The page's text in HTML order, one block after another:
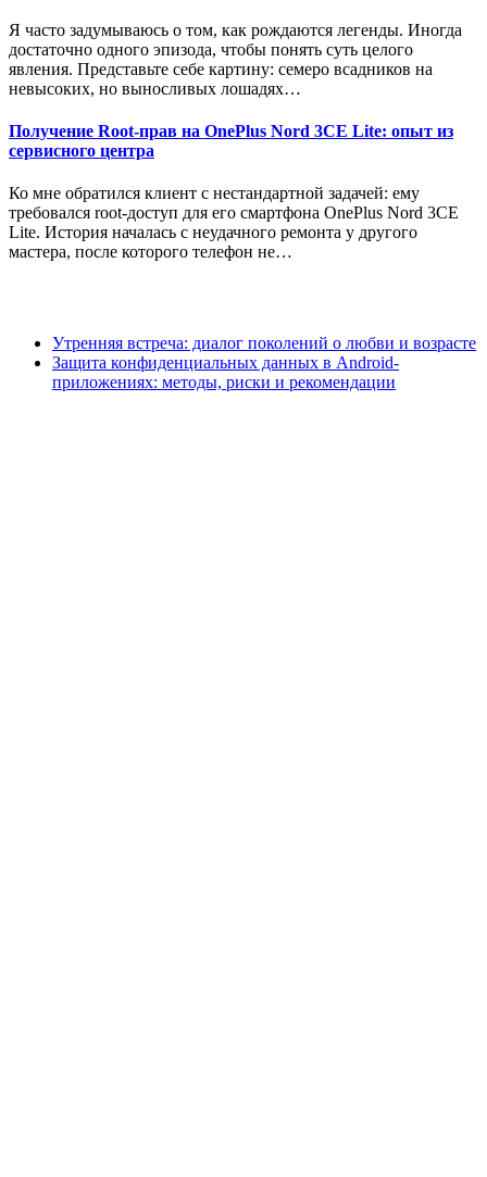
Я часто задумываюсь о том, как рождаются легенды. Иногда
достаточно одного эпизода, чтобы понять суть целого
явления. Представьте себе картину: семеро всадников на
невысоких, но выносливых лошадях…
Получение Root-прав на OnePlus Nord 3CE Lite: опыт из
сервисного центра
Ко мне обратился клиент с нестандартной задачей: ему
требовался root-доступ для его смартфона OnePlus Nord 3CE
Lite. История началась с неудачного ремонта у другого
мастера, после которого телефон не…
Утренняя встреча: диалог поколений о любви и возрасте
Защита конфиденциальных данных в Android-
приложениях: методы, риски и рекомендации